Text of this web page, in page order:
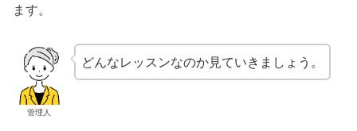
ます。
管理人
どんなレッスンなのか見ていきましょう。